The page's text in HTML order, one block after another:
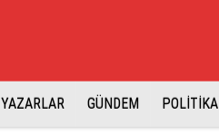
YAZARLAR GÜNDEM POLİTİKA